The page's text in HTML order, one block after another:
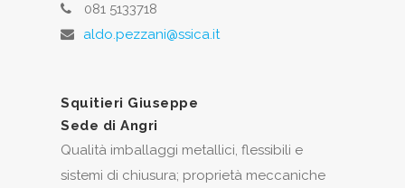
081 5133718
aldo.pezzani@ssica.it
Squitieri Giuseppe
Sede di Angri
Qualità imballaggi metallici, flessibili e
sistemi di chiusura; proprietà meccaniche